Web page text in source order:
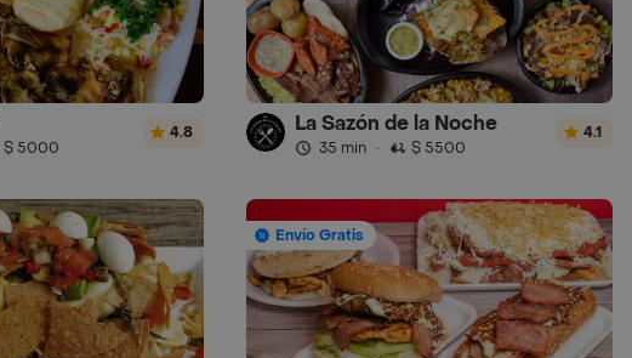
$ 5000
4.8 La Sazón de la Noche
35 min · $ 5500
4.1
Envío Gratis